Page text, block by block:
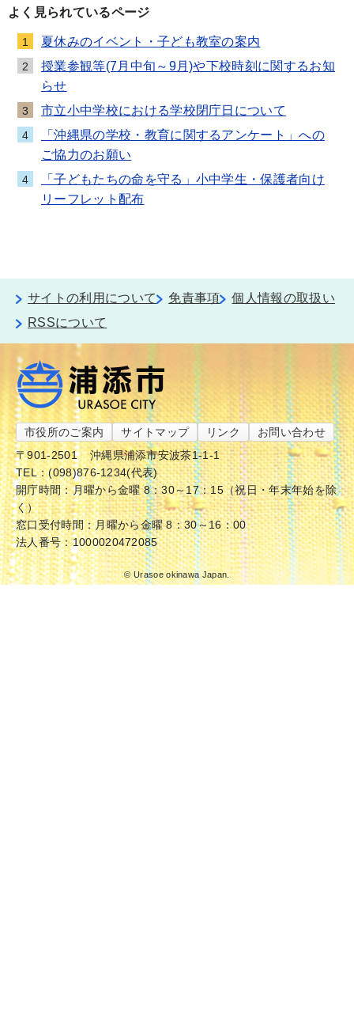
よく見られているページ
1 夏休みのイベント・子ども教室の案内
2
授業参観等(7月中旬～9月)や下校時刻に関するお知
らせ
3 市立小中学校における学校閉庁日について
4
「沖縄県の学校・教育に関するアンケート」への
ご協力のお願い
4
「子どもたちの命を守る」小中学生・保護者向け
リーフレット配布
サイトの利用について 免責事項
個人情報の取扱い
RSSについて
市役所のご案内 サイトマップ リンク
お問い合わせ
〒901-2501
沖縄県浦添市安波茶1-1-1
TEL：(098)876-1234(代表)
開庁時間：月曜から金曜 8：30～17：15（祝日・年末年始を除
く）
窓口受付時間：月曜から金曜 8：30～16：00
法人番号：1000020472085
© Urasoe okinawa Japan.